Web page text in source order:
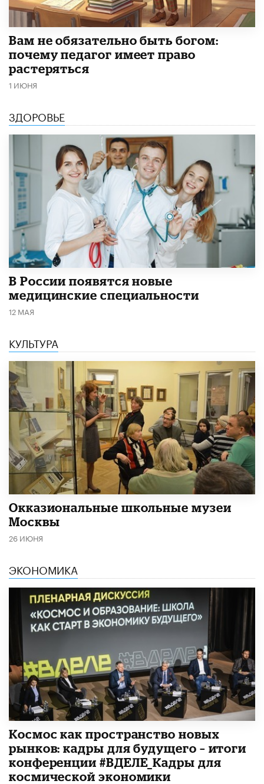
​Вам не обязательно быть богом:
почему педагог имеет право
растеряться
1 ИЮНЯ
ЗДОРОВЬЕ
В России появятся новые
медицинские специальности
12 МАЯ
КУЛЬТУРА
​Окказиональные школьные музеи
Москвы
26 ИЮНЯ
ЭКОНОМИКА
Космос как пространство новых
рынков: кадры для будущего – итоги
конференции #ВДЕЛЕ_Кадры для
космической экономики